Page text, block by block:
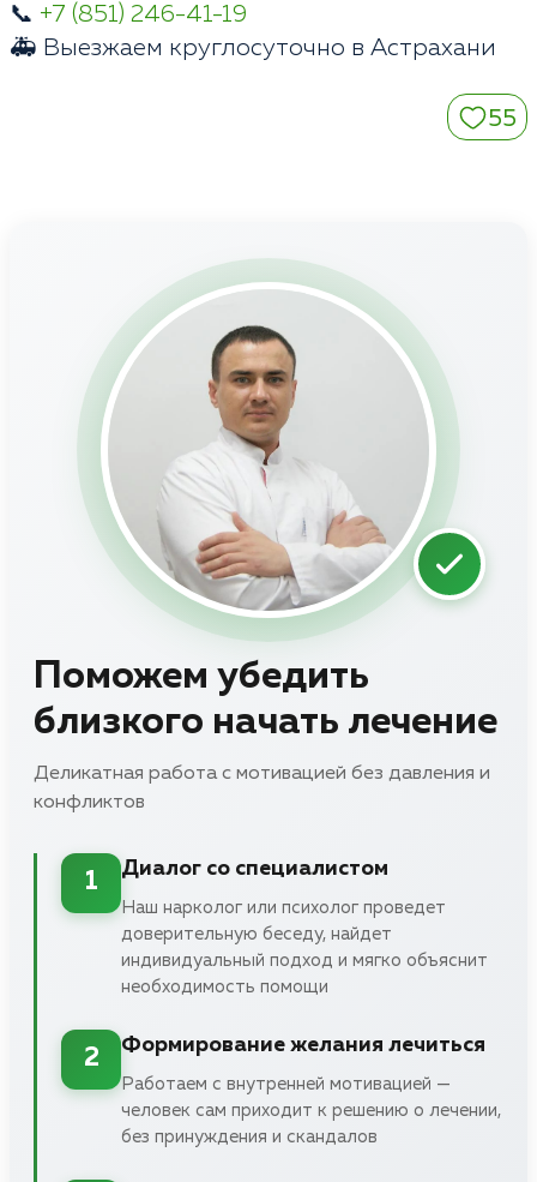
📞 +7 (851) 246-41-19
🚑 Выезжаем круглосуточно в Астрахани
55
Поможем убедить
близкого начать лечение
Деликатная работа с мотивацией без давления и
конфликтов
1
Диалог со специалистом
Наш нарколог или психолог проведет
доверительную беседу, найдет
индивидуальный подход и мягко объяснит
необходимость помощи
2
Формирование желания лечиться
Работаем с внутренней мотивацией —
человек сам приходит к решению о лечении,
без принуждения и скандалов